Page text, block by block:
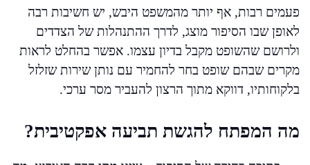
פעמים רבות, אף יותר מהמשפט היבש, יש חשיבות רבה
לאופן שבו הסיפור מוצג, לדרך ההתנהלות של הצדדים
ולרושם שהשופט מקבל בדיון עצמו. אפשר בהחלט לראות
מקרים שבהם שופט בחר להחמיר עם נותן שירות שזלזל
בלקוחותיו, דווקא מתוך הרצון להעביר מסר ערכי.
מה המפתח להגשת תביעה אפקטיבית?